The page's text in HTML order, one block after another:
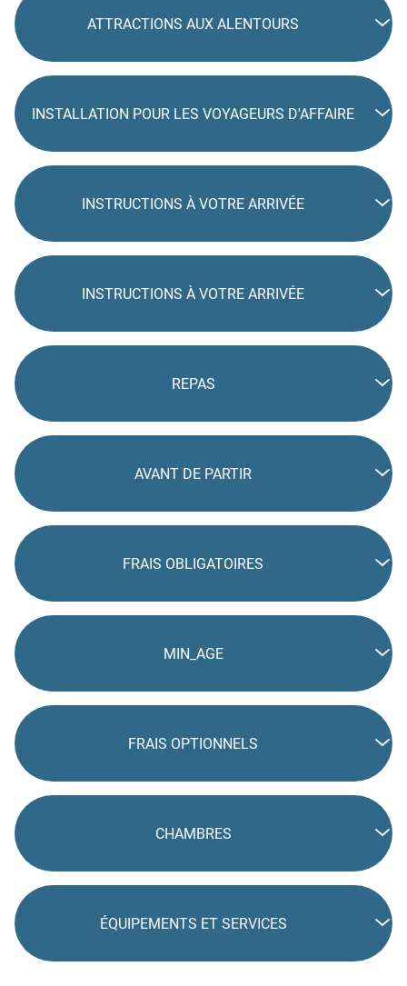
ATTRACTIONS AUX ALENTOURS
INSTALLATION POUR LES VOYAGEURS D'AFFAIRE
INSTRUCTIONS À VOTRE ARRIVÉE
INSTRUCTIONS À VOTRE ARRIVÉE
REPAS
AVANT DE PARTIR
FRAIS OBLIGATOIRES
MIN_AGE
FRAIS OPTIONNELS
CHAMBRES
ÉQUIPEMENTS ET SERVICES